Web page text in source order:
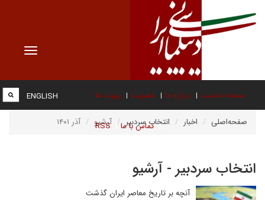
Toggle
صفحه نخست درباره ما عضویت پیوند ها
تماس با ما RSS
ENGLISH
صفحه‌اصلی اخبار انتخاب سردبیر آرشیو آذر ۱۴۰۱
انتخاب سردبیر - آرشیو
آنچه بر تاریخ معاصر ایران گذشت